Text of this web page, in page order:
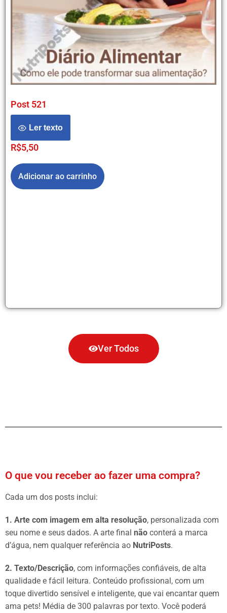
Post 521
Ler texto
R$5,50
Adicionar ao carrinho
Ver Todos
O que vou receber ao fazer uma compra?
Cada um dos posts inclui:
1. Arte com imagem em alta resolução, personalizada com
seu nome e seus dados. A arte final não conterá a marca
d’água, nem qualquer referência ao NutriPosts.
2. Texto/Descrição, com informações confiáveis, de alta
qualidade e fácil leitura. Conteúdo profissional, com um
toque divertido sensível e inteligente, que vai encantar quem
ama pets! Média de 300 palavras por texto. Você poderá